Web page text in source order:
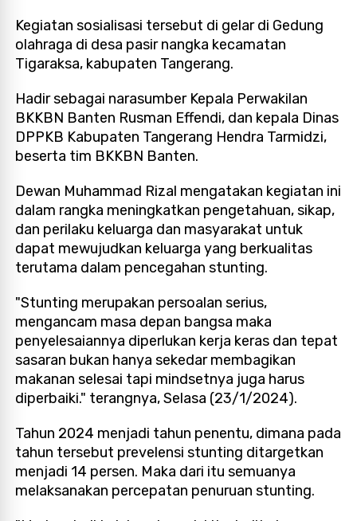
Kegiatan sosialisasi tersebut di gelar di Gedung
olahraga di desa pasir nangka kecamatan
Tigaraksa, kabupaten Tangerang.
Hadir sebagai narasumber Kepala Perwakilan
BKKBN Banten Rusman Effendi, dan kepala Dinas
DPPKB Kabupaten Tangerang Hendra Tarmidzi,
beserta tim BKKBN Banten.
Dewan Muhammad Rizal mengatakan kegiatan ini
dalam rangka meningkatkan pengetahuan, sikap,
dan perilaku keluarga dan masyarakat untuk
dapat mewujudkan keluarga yang berkualitas
terutama dalam pencegahan stunting.
"Stunting merupakan persoalan serius,
mengancam masa depan bangsa maka
penyelesaiannya diperlukan kerja keras dan tepat
sasaran bukan hanya sekedar membagikan
makanan selesai tapi mindsetnya juga harus
diperbaiki." terangnya, Selasa (23/1/2024).
Tahun 2024 menjadi tahun penentu, dimana pada
tahun tersebut prevelensi stunting ditargetkan
menjadi 14 persen. Maka dari itu semuanya
melaksanakan percepatan penuruan stunting.